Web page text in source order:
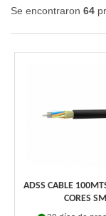
Se encontraron 64
ADSS CABLE
CORES SM